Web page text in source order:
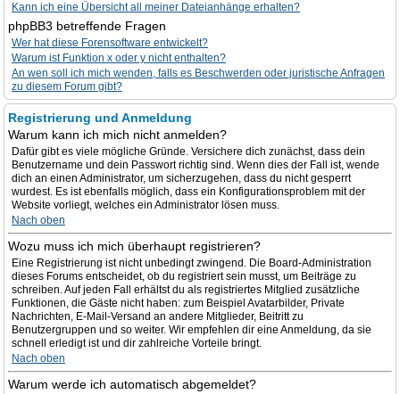
Kann ich eine Übersicht all meiner Dateianhänge erhalten?
phpBB3 betreffende Fragen
Wer hat diese Forensoftware entwickelt?
Warum ist Funktion x oder y nicht enthalten?
An wen soll ich mich wenden, falls es Beschwerden oder juristische Anfragen
zu diesem Forum gibt?
Registrierung und Anmeldung
Warum kann ich mich nicht anmelden?
Dafür gibt es viele mögliche Gründe. Versichere dich zunächst, dass dein
Benutzername und dein Passwort richtig sind. Wenn dies der Fall ist, wende
dich an einen Administrator, um sicherzugehen, dass du nicht gesperrt
wurdest. Es ist ebenfalls möglich, dass ein Konfigurationsproblem mit der
Website vorliegt, welches ein Administrator lösen muss.
Nach oben
Wozu muss ich mich überhaupt registrieren?
Eine Registrierung ist nicht unbedingt zwingend. Die Board-Administration
dieses Forums entscheidet, ob du registriert sein musst, um Beiträge zu
schreiben. Auf jeden Fall erhältst du als registriertes Mitglied zusätzliche
Funktionen, die Gäste nicht haben: zum Beispiel Avatarbilder, Private
Nachrichten, E-Mail-Versand an andere Mitglieder, Beitritt zu
Benutzergruppen und so weiter. Wir empfehlen dir eine Anmeldung, da sie
schnell erledigt ist und dir zahlreiche Vorteile bringt.
Nach oben
Warum werde ich automatisch abgemeldet?